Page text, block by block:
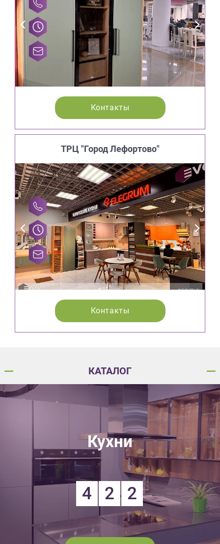
Контакты
ТРЦ "Город Лефортово"
Контакты
КАТАЛОГ
Кухни
4 2 2